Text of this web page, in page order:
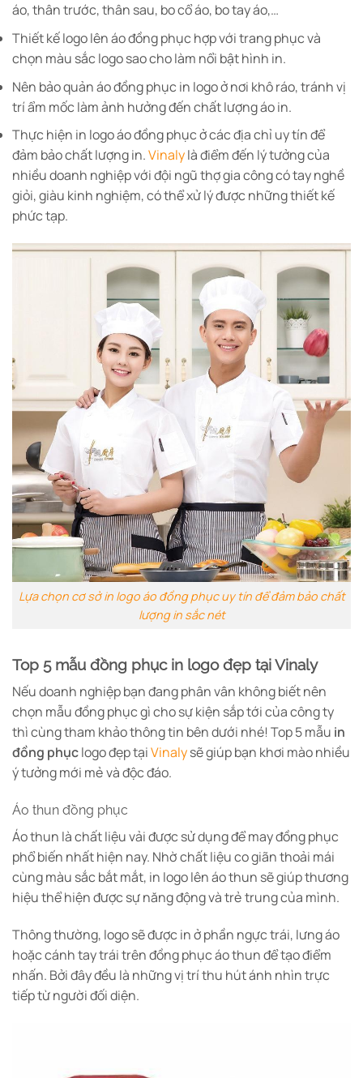
áo, thân trước, thân sau, bo cổ áo, bo tay áo,…
Thiết kế logo lên áo đồng phục hợp với trang phục và
chọn màu sắc logo sao cho làm nổi bật hình in.
Nên bảo quản áo đồng phục in logo ở nơi khô ráo, tránh vị
trí ẩm mốc làm ảnh hưởng đến chất lượng áo in.
Thực hiện in logo áo đồng phục ở các địa chỉ uy tín để
đảm bảo chất lượng in.Vinalylà điểm đến lý tưởng của
nhiều doanh nghiệp với đội ngũ thợ gia công có tay nghề
giỏi, giàu kinh nghiệm, có thể xử lý được những thiết kế
phức tạp.
Lựa chọn cơ sở in logo áo đồng phục uy tín để đảm bảo chất
lượng in sắc nét
Top 5 mẫu đồng phục in logo đẹp tại Vinaly
Nếu doanh nghiệp bạn đang phân vân không biết nên
chọn mẫu đồng phục gì cho sự kiện sắp tới của công ty
thì cùng tham khảo thông tin bên dưới nhé! Top 5 mẫu in
đồng phụclogo đẹp tạiVinalysẽ giúp bạn khơi mào nhiều
ý tưởng mới mẻ và độc đáo.
Áo thun đồng phục
Áo thun là chất liệu vải được sử dụng để may đồng phục
phổ biến nhất hiện nay. Nhờ chất liệu co giãn thoải mái
cùng màu sắc bắt mắt, in logo lên áo thun sẽ giúp thương
hiệu thể hiện được sự năng động và trẻ trung của mình.
Thông thường, logo sẽ được in ở phần ngực trái, lưng áo
hoặc cánh tay trái trên đồng phục áo thun để tạo điểm
nhấn. Bởi đây đều là những vị trí thu hút ánh nhìn trực
tiếp từ người đối diện.